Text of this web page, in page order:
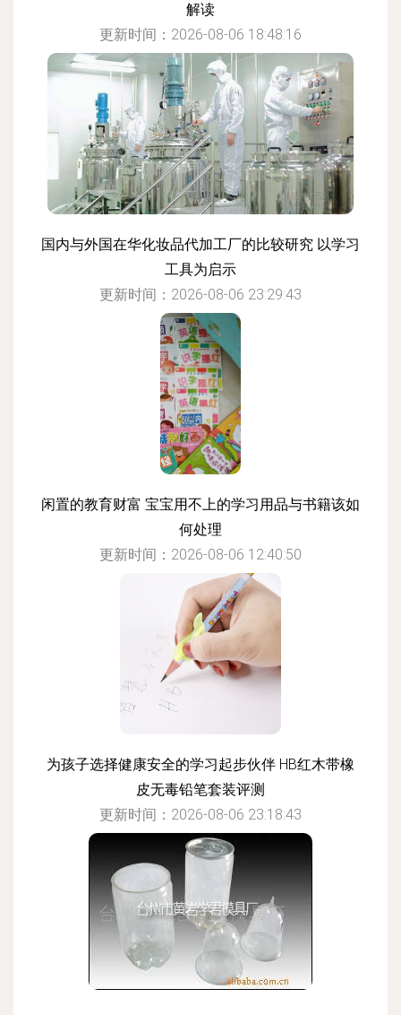
解读
更新时间：2026-08-06 18:48:16
国内与外国在华化妆品代加工厂的比较研究 以学习
工具为启示
更新时间：2026-08-06 23:29:43
闲置的教育财富 宝宝用不上的学习用品与书籍该如
何处理
更新时间：2026-08-06 12:40:50
为孩子选择健康安全的学习起步伙伴 HB红木带橡
皮无毒铅笔套装评测
更新时间：2026-08-06 23:18:43